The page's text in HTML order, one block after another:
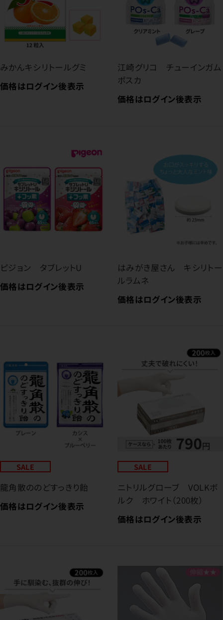
みかんキシリトールグミ
価格はログイン後表示
江崎グリコ チューインガム
ポスカ
価格はログイン後表示
ピジョン タブレットU
価格はログイン後表示
はみがき屋さん キシリトー
ルラムネ
価格はログイン後表示
SALE
龍角散ののどすっきり飴
価格はログイン後表示
SALE
ニトリルグローブ VOLKボ
ルク ホワイト（200枚）
価格はログイン後表示